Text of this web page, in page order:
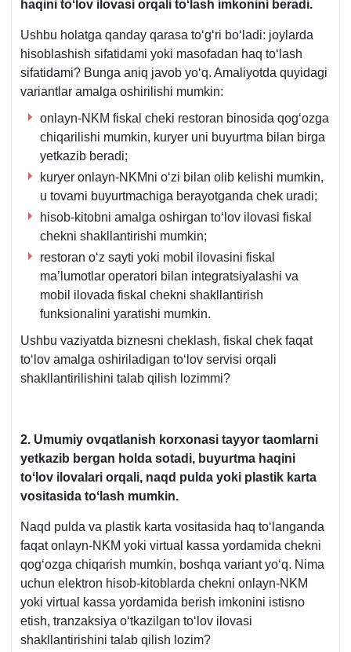
haqini toʻlov ilovasi orqali toʻlash imkonini beradi.
Ushbu holatga qanday qarasa toʻgʻri boʻladi: joylarda
hisoblashish sifatidami yoki masofadan haq toʻlash
sifatidami? Bunga aniq javob yoʻq. Amaliyotda quyidagi
variantlar amalga oshirilishi mumkin:
onlayn-NKM fiskal cheki restoran binosida qogʻozga
chiqarilishi mumkin, kuryer uni buyurtma bilan birga
yetkazib beradi;
kuryer onlayn-NKMni oʻzi bilan olib kelishi mumkin,
u tovarni buyurtmachiga berayotganda chek uradi;
hisob-kitobni amalga oshirgan toʻlov ilovasi fiskal
chekni shakllantirishi mumkin;
restoran oʻz sayti yoki mobil ilovasini fiskal
ma’lumotlar operatori bilan integratsiyalashi va
mobil ilovada fiskal chekni shakllantirish
funksionalini yaratishi mumkin.
Ushbu vaziyatda biznesni cheklash, fiskal chek faqat
toʻlov amalga oshiriladigan toʻlov servisi orqali
shakllantirilishini talab qilish lozimmi?
2. Umumiy ovqatlanish korхonasi tayyor taomlarni
yetkazib bergan holda sotadi, buyurtma haqini
toʻlov ilovalari orqali, naqd pulda yoki plastik karta
vositasida toʻlash mumkin.
Naqd pulda va plastik karta vositasida haq toʻlanganda
faqat onlayn-NKM yoki virtual kassa yordamida chekni
qogʻozga chiqarish mumkin, boshqa variant yoʻq. Nima
uchun elektron hisob-kitoblarda chekni onlayn-NKM
yoki virtual kassa yordamida berish imkonini istisno
etish, tranzaksiya oʻtkazilgan toʻlov ilovasi
shakllantirishini talab qilish lozim?